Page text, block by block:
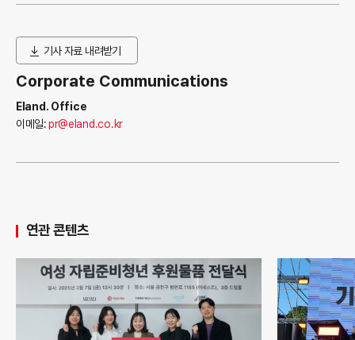
기사 자료 내려받기
Corporate Communications
Eland. Office
이메일:pr@eland.co.kr
연관 콘텐츠